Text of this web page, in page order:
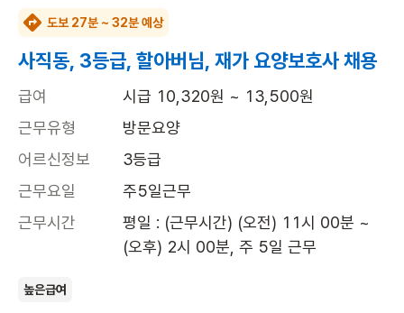
도보 27분 ~ 32분 예상
사직동, 3등급, 할아버님, 재가 요양보호사 채용
급여
시급 10,320원 ~ 13,500원
근무유형
방문요양
어르신정보
3등급
근무요일
주5일근무
근무시간
평일 : (근무시간) (오전) 11시 00분 ~
(오후) 2시 00분, 주 5일 근무
높은급여